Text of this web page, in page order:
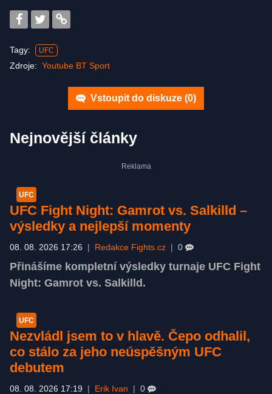
Tagy: UFC
Zdroje: Youtube BT Sport
Vstoupit do diskuze (0)
Nejnovější články
UFC
UFC Fight Night: Gamrot vs. Salkilld –
výsledky a nejlepší momenty
08. 08. 2026 17:26 | Redakce Fights.cz | 0
Přinášíme kompletní výsledky turnaje UFC Fight
Night: Gamrot vs. Salkilld.
UFC
Nezvládl jsem to v hlavě. Čepo odhalil,
co stálo za jeho neúspěšným UFC
debutem
08. 08. 2026 17:19 | Erik Ivan | 0